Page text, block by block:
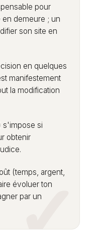
pour
demeure ; un
son site en
en quelques
manifestement
la modification
s'impose si
obtenir
(temps, argent,
évoluer ton
par un